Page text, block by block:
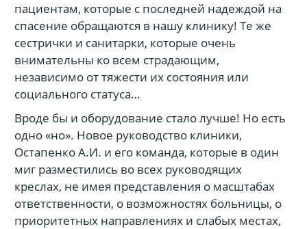
пациентам, которые с последней надеждой на
спасение обращаются в нашу клинику! Те же
сестрички и санитарки, которые очень
внимательны ко всем страдающим,
независимо от тяжести их состояния или
социального статуса…
Вроде бы и оборудование стало лучше! Но есть
одно «но». Новое руководство клиники,
Остапенко А.И. и его команда, которые в один
миг разместились во всех руководящих
креслах, не имея представления о масштабах
ответственности, о возможностях больницы, о
приоритетных направлениях и слабых местах,